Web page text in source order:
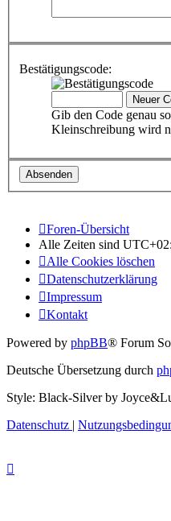
Bestätigungscode:
Gib den Code genau
Kleinschreibung wird
Foren-Übersicht
Alle Zeiten sind
Alle Cookies löschen
Datenschutzerklärung
Impressum
Kontakt
Powered by phpBB® Forum
Deutsche Übersetzung durch
Style: Black-Silver by
Datenschutz |